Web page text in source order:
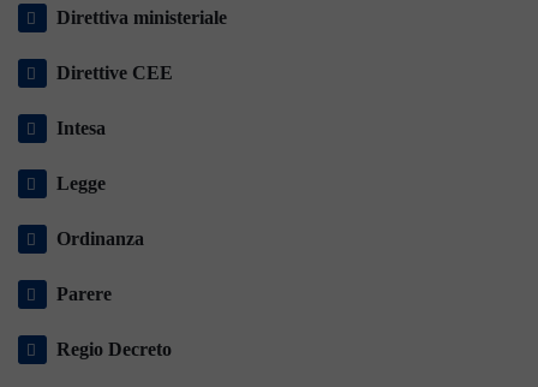
Direttiva ministeriale
Direttive CEE
Intesa
Legge
Ordinanza
Parere
Regio Decreto